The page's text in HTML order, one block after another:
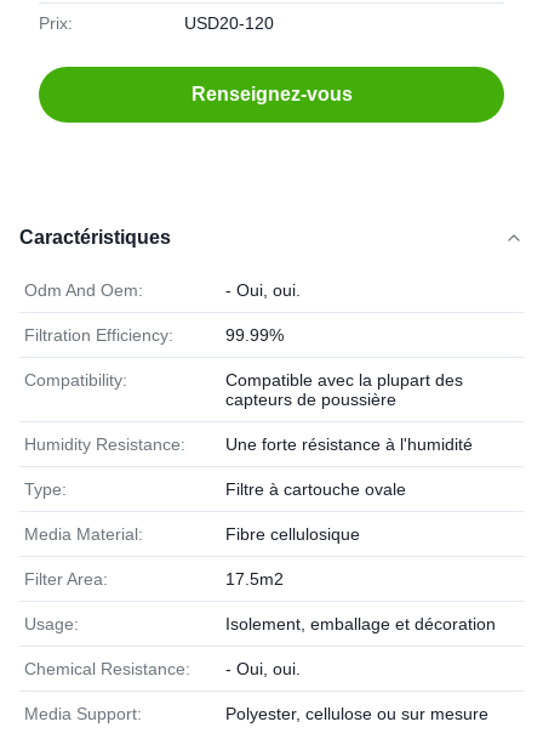
Prix: USD20-120
Renseignez-vous
Caractéristiques
Odm And Oem: - Oui, oui.
Filtration Efficiency: 99.99%
Compatibility:
Compatible avec la plupart des
capteurs de poussière
Humidity Resistance: Une forte résistance à l'humidité
Type: Filtre à cartouche ovale
Media Material: Fibre cellulosique
Filter Area: 17.5m2
Usage: Isolement, emballage et décoration
Chemical Resistance: - Oui, oui.
Media Support: Polyester, cellulose ou sur mesure